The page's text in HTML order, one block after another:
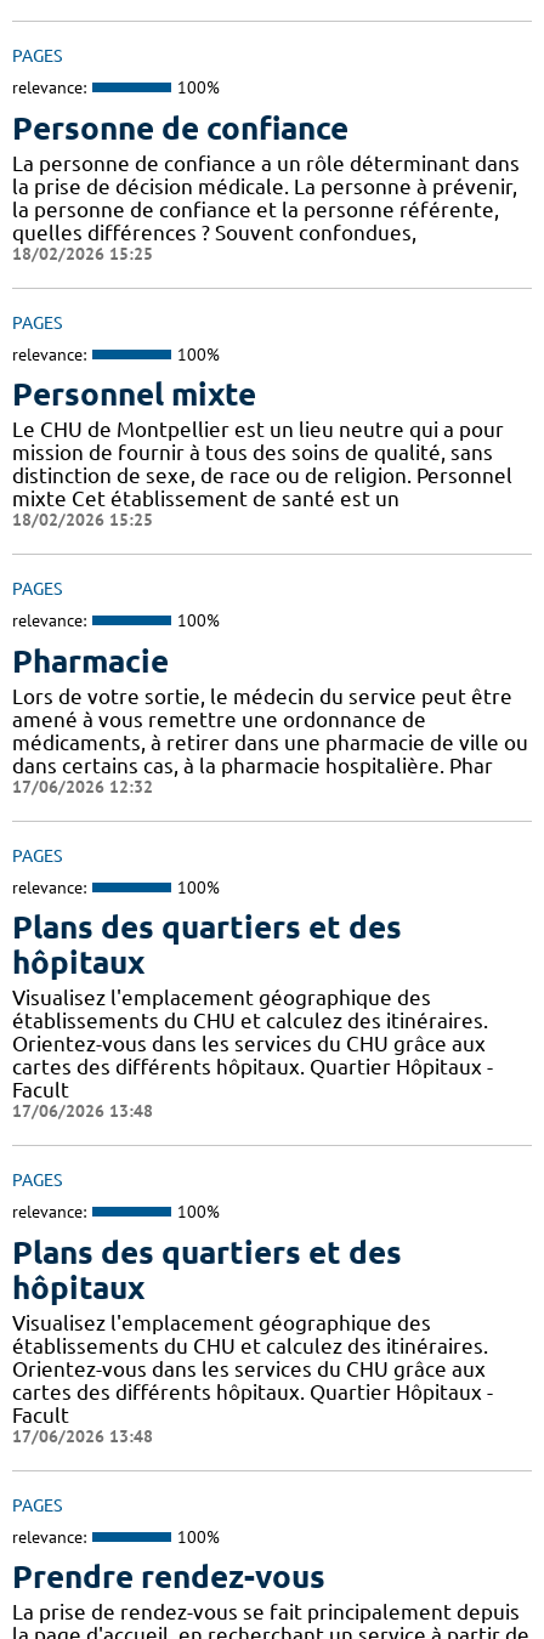
PAGES
relevance: 100%
Personne de confiance
La personne de confiance a un rôle déterminant dans
la prise de décision médicale. La personne à prévenir,
la personne de confiance et la personne référente,
quelles différences ? Souvent confondues,
18/02/2026 15:25
PAGES
relevance: 100%
Personnel mixte
Le CHU de Montpellier est un lieu neutre qui a pour
mission de fournir à tous des soins de qualité, sans
distinction de sexe, de race ou de religion. Personnel
mixte Cet établissement de santé est un
18/02/2026 15:25
PAGES
relevance: 100%
Pharmacie
Lors de votre sortie, le médecin du service peut être
amené à vous remettre une ordonnance de
médicaments, à retirer dans une pharmacie de ville ou
dans certains cas, à la pharmacie hospitalière. Phar
17/06/2026 12:32
PAGES
relevance: 100%
Plans des quartiers et des
hôpitaux
Visualisez l'emplacement géographique des
établissements du CHU et calculez des itinéraires.
Orientez-vous dans les services du CHU grâce aux
cartes des différents hôpitaux. Quartier Hôpitaux -
Facult
17/06/2026 13:48
PAGES
relevance: 100%
Plans des quartiers et des
hôpitaux
Visualisez l'emplacement géographique des
établissements du CHU et calculez des itinéraires.
Orientez-vous dans les services du CHU grâce aux
cartes des différents hôpitaux. Quartier Hôpitaux -
Facult
17/06/2026 13:48
PAGES
relevance: 100%
Prendre rendez-vous
La prise de rendez-vous se fait principalement depuis